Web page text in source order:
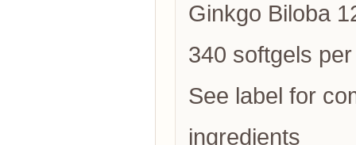
Ginkgo Biloba
340 softgels
See label for
ingredients